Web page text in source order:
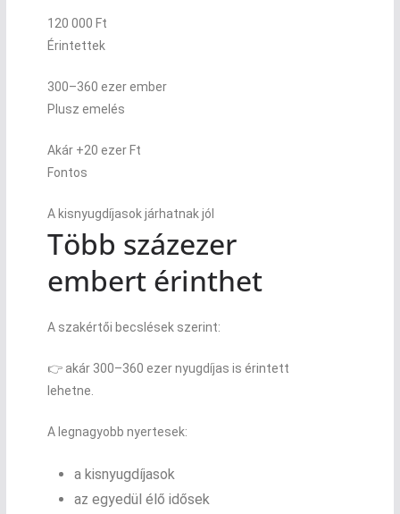
120 000 Ft
Érintettek
300–360 ezer ember
Plusz emelés
Akár +20 ezer Ft
Fontos
A kisnyugdíjasok járhatnak jól
Több százezer
embert érinthet
A szakértői becslések szerint:
👉 akár 300–360 ezer nyugdíjas is érintett
lehetne.
A legnagyobb nyertesek:
a kisnyugdíjasok
az egyedül élő idősek